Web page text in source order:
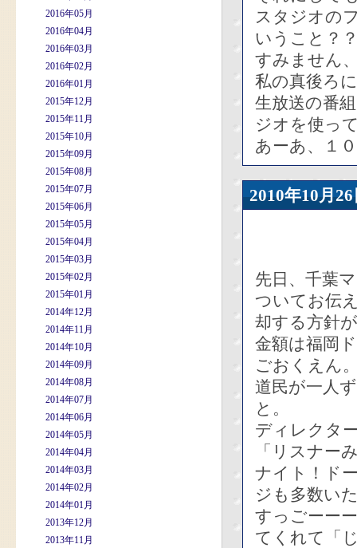
2016年05月
2016年04月
2016年03月
2016年02月
2016年01月
2015年12月
2015年11月
2015年10月
2015年09月
2015年08月
2015年07月
2015年06月
2015年05月
2015年04月
2015年03月
2015年02月
2015年01月
2014年12月
2014年11月
2014年10月
2014年09月
2014年08月
2014年07月
2014年06月
2014年05月
2014年04月
2014年03月
2014年02月
2014年01月
2013年12月
2013年11月
スタジオの
いうこと？
すみません
私の真後ろ
生放送の番
ジオを使っ
あーあ、１
2010年10
先日、千葉
ついてお伝
却する方針
金額は福岡
ごおくえん
道民が一人
と。
ディレクタ
「リスナー
ナイト！ド
ジも多数い
すっごーー
てくれて「